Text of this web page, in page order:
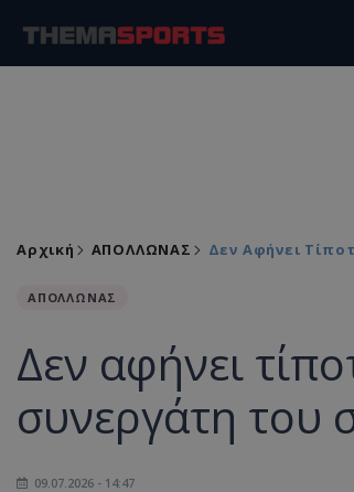
Αρχική ΑΠΟΛΛΩΝΑΣ Δεν Αφήνει
ΑΠΟΛΛΩΝΑΣ
Δεν αφήνει
συνεργάτη του
09.07.2026 - 14:47